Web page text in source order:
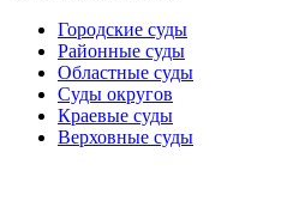
Городские суды
Районные суды
Областные суды
Суды округов
Краевые суды
Верховные суды